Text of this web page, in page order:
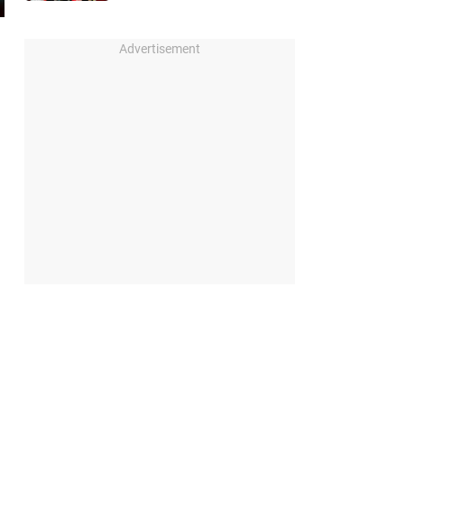
Advertisement